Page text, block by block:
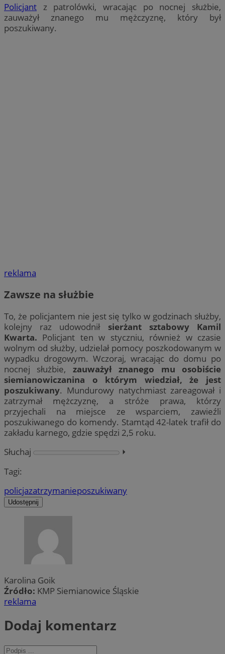
Policjant z patrolówki, wracając po nocnej służbie,
zauważył znanego mu mężczyznę, który był
poszukiwany.
reklama
Zawsze na służbie
To, że policjantem nie jest się tylko w godzinach służby,
kolejny raz udowodnił sierżant sztabowy Kamil
Kwarta. Policjant ten w styczniu, również w czasie
wolnym od służby, udzielał pomocy poszkodowanym w
wypadku drogowym. Wczoraj, wracając do domu po
nocnej służbie, zauważył znanego mu osobiście
siemianowiczanina o którym wiedział, że jest
poszukiwany. Mundurowy natychmiast zareagował i
zatrzymał mężczyznę, a stróże prawa, którzy
przyjechali na miejsce ze wsparciem, zawieźli
poszukiwanego do komendy. Stamtąd 42-latek trafił do
zakładu karnego, gdzie spędzi 2,5 roku.
Słuchaj
⏵︎
Tagi:
policjazatrzymanieposzukiwany
Udostępnij
Karolina Goik
Źródło: KMP Siemianowice Śląskie
reklama
Dodaj komentarz